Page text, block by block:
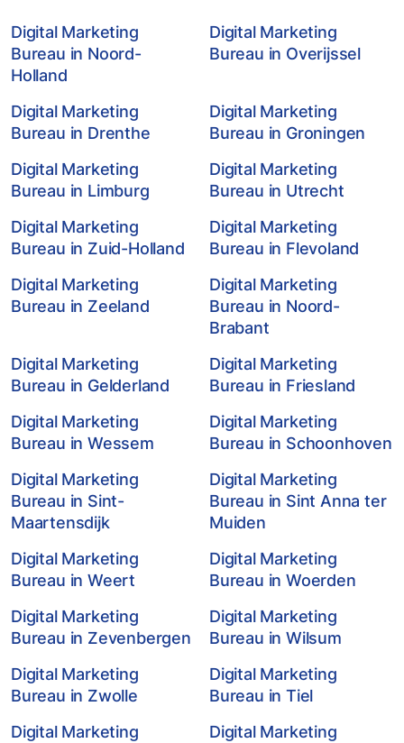
Digital Marketing
Bureau in Noord-
Holland
Digital Marketing
Bureau in Overijssel
Digital Marketing
Bureau in Drenthe
Digital Marketing
Bureau in Groningen
Digital Marketing
Bureau in Limburg
Digital Marketing
Bureau in Utrecht
Digital Marketing
Bureau in Zuid-Holland
Digital Marketing
Bureau in Flevoland
Digital Marketing
Bureau in Zeeland
Digital Marketing
Bureau in Noord-
Brabant
Digital Marketing
Bureau in Gelderland
Digital Marketing
Bureau in Friesland
Digital Marketing
Bureau in Wessem
Digital Marketing
Bureau in Schoonhoven
Digital Marketing
Bureau in Sint-
Maartensdijk
Digital Marketing
Bureau in Sint Anna ter
Muiden
Digital Marketing
Bureau in Weert
Digital Marketing
Bureau in Woerden
Digital Marketing
Bureau in Zevenbergen
Digital Marketing
Bureau in Wilsum
Digital Marketing
Bureau in Zwolle
Digital Marketing
Bureau in Tiel
Digital Marketing
Digital Marketing